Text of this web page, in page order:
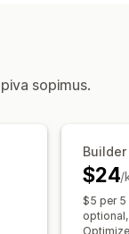
sopimus.
Builder
$24/
$5 per 5